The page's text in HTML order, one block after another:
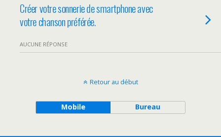
Créer votre sonnerie de smartphone avec
votre chanson préférée.
AUCUNE RÉPONSE
Retour au début
Mobile Bureau